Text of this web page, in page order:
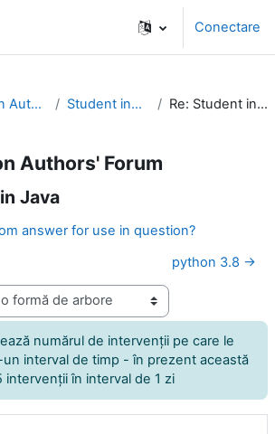
Conectare
Question Authors' Forum Student input in Java Re: Student input in Java
Authors' Forum
Java
answer for use in question?
python 3.8 →
numărul de intervenţii pe care le
interval de timp - în prezent această
intervenţii în interval de 1 zi